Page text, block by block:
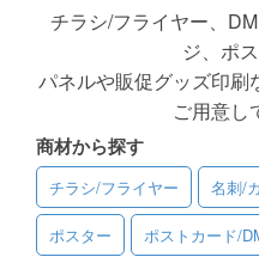
フルデザイン
データ修正
写真からイラスト
デザイン制作例
ご利用料金
チラシ/フライヤー、
ジ、ポ
パネルや販促グッズ印刷
ご用意し
商材から探す
チラシ/フライヤー 名刺/
ポスター ポストカード/